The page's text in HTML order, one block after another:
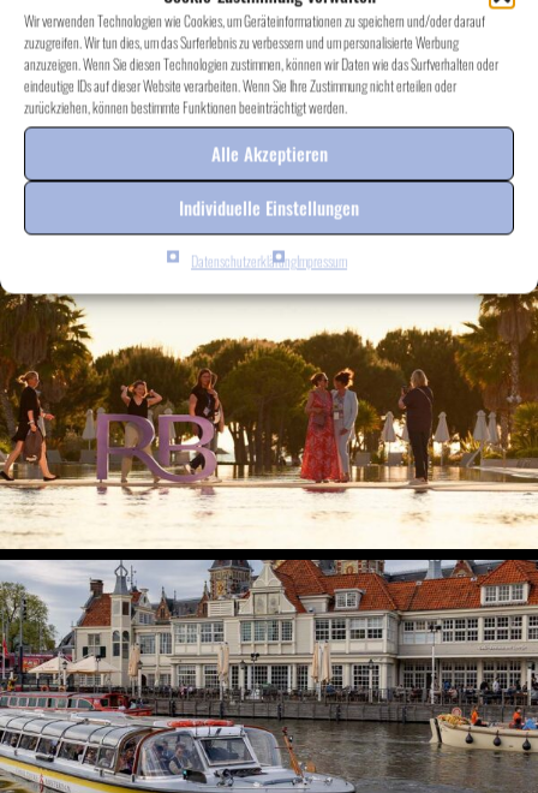
Wir verwenden Technologien wie Cookies, um Geräteinformationen zu speichern und/oder darauf
zuzugreifen. Wir tun dies, um das Surferlebnis zu verbessern und um personalisierte Werbung
anzuzeigen. Wenn Sie diesen Technologien zustimmen, können wir Daten wie das Surfverhalten oder
eindeutige IDs auf dieser Website verarbeiten. Wenn Sie Ihre Zustimmung nicht erteilen oder
zurückziehen, können bestimmte Funktionen beeinträchtigt werden.
Alle Akzeptieren
Individuelle Einstellungen
DatenschutzerklärungImpressum